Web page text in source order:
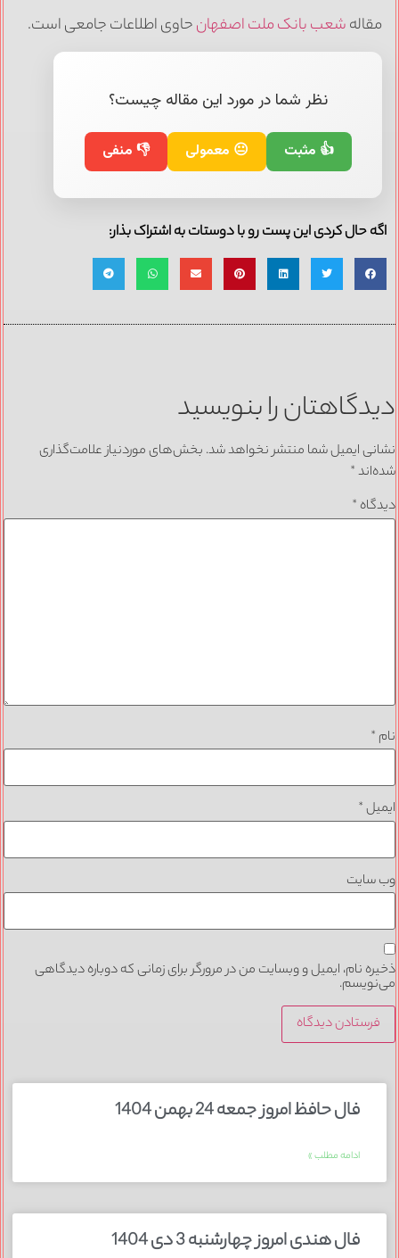
مقالهشعب بانک ملت اصفهانحاوی اطلاعات جامعی است.
نظر شما در مورد این مقاله چیست؟
👍 مثبت 😐 معمولی 👎 منفی
اگه حال کردی این پست رو با دوستات به اشتراک بذار:
دیدگاهتان را بنویسید
نشانی ایمیل شما منتشر نخواهد شد. بخش‌های موردنیاز علامت‌گذاری
شده‌اند*
دیدگاه *
نام *
ایمیل*
وب‌ سایت
ذخیره نام، ایمیل و وبسایت من در مرورگر برای زمانی که دوباره دیدگاهی
می‌نویسم.
فال حافظ امروز جمعه 24 بهمن 1404
ادامه مطلب »
فال هندی امروز چهارشنبه 3 دی 1404